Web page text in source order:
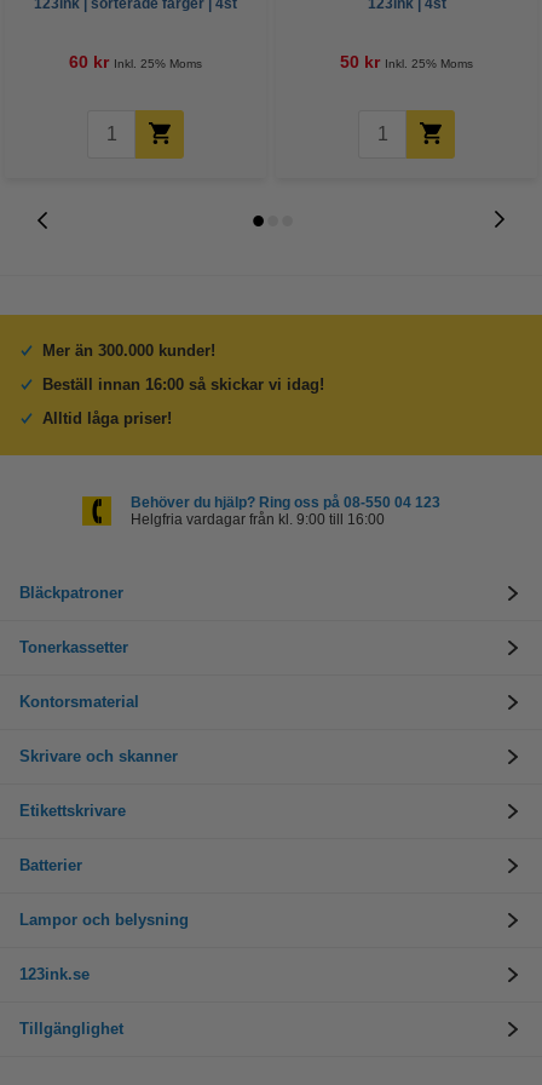
123ink | sorterade färger | 4st
60 kr Inkl. 25% Moms
123ink | 4st
50 kr Inkl. 25% Moms
Mer än 300.000 kunder!
Beställ innan 16:00 så skickar vi idag!
Alltid låga priser!
Behöver du hjälp? Ring oss på 08-550 04 123
Helgfria vardagar från kl. 9:00 till 16:00
Bläckpatroner
Tonerkassetter
Kontorsmaterial
Skrivare och skanner
Etikettskrivare
Batterier
Lampor och belysning
123ink.se
Tillgänglighet